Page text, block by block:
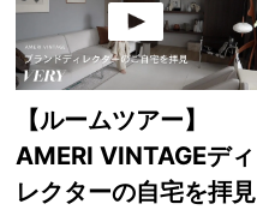
【ルームツアー】
AMERI VINTAGEディ
レクターの自宅を拝見